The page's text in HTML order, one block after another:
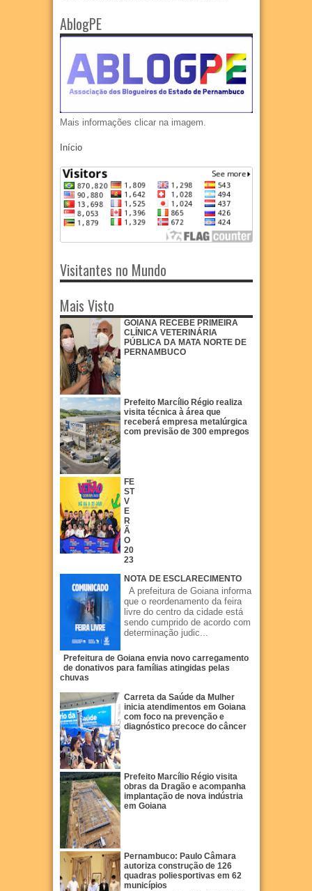
AblogPE
Mais informações clicar na imagem.
Início
Visitantes no Mundo
Mais Visto
GOIANA RECEBE PRIMEIRA
CLÍNICA VETERINÁRIA
PÚBLICA DA MATA NORTE DE
PERNAMBUCO
Prefeito Marcílio Régio realiza
visita técnica à área que
receberá empresa metalúrgica
com previsão de 300 empregos
FE
ST
V
E
R
Ã
O
20
23
NOTA DE ESCLARECIMENTO
A prefeitura de Goiana informa
que o reordenamento da feira
livre do centro da cidade está
sendo cumprido de acordo com
determinação judic...
Prefeitura de Goiana envia novo carregamento
de donativos para famílias atingidas pelas
chuvas
Carreta da Saúde da Mulher
inicia atendimentos em Goiana
com foco na prevenção e
diagnóstico precoce do câncer
Prefeito Marcílio Régio visita
obras da Dragão e acompanha
implantação de nova indústria
em Goiana
Pernambuco: Paulo Câmara
autoriza construção de 126
quadras poliesportivas em 62
municípios